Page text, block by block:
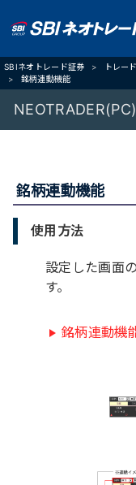
SBIネオトレード証券 トレー
銘柄連動機能
銘柄連動機能
使用方法
設定した画面
す。
銘柄連動機